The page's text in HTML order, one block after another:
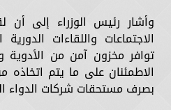
وأشار رئيس الوزراء إلى أن
الاجتماعات واللقاءات
توافر مخزون آمن من الأدوية
الاطمئنان على ما يتم
بصرف مستحقات شركات الدواء